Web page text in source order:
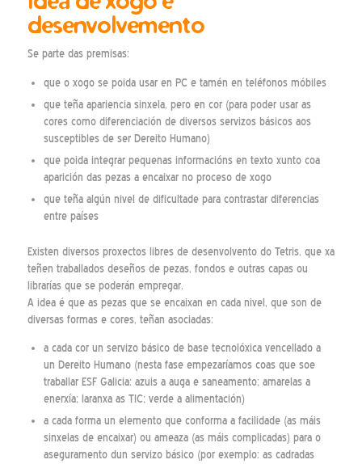
desenvolvemento
Se parte das premisas:
que o xogo se poida usar en PC e tamén en teléfonos móbiles
que teña apariencia sinxela, pero en cor (para poder usar as
cores como diferenciación de diversos servizos básicos aos
susceptibles de ser Dereito Humano)
que poida integrar pequenas informacións en texto xunto coa
aparición das pezas a encaixar no proceso de xogo
que teña algún nivel de dificultade para contrastar diferencias
entre países
Existen diversos proxectos libres de desenvolvento do Tetris, que xa
teñen traballados deseños de pezas, fondos e outras capas ou
librarías que se poderán empregar.
A idea é que as pezas que se encaixan en cada nivel, que son de
diversas formas e cores, teñan asociadas:
a cada cor un servizo básico de base tecnolóxica vencellado a
un Dereito Humano (nesta fase empezaríamos coas que soe
traballar ESF Galicia: azuis a auga e saneamento; amarelas a
enerxía; laranxa as TIC; verde a alimentación)
a cada forma un elemento que conforma a facilidade (as máis
sinxelas de encaixar) ou ameaza (as máis complicadas) para o
aseguramento dun servizo básico (por exemplo: as cadradas